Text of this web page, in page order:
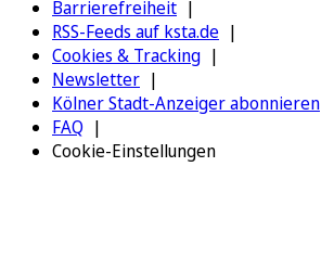
Barrierefreiheit
RSS-Feeds auf ksta.de
Cookies & Tracking
Newsletter
Kölner Stadt-Anzeiger abonnieren
FAQ
Cookie-Einstellungen